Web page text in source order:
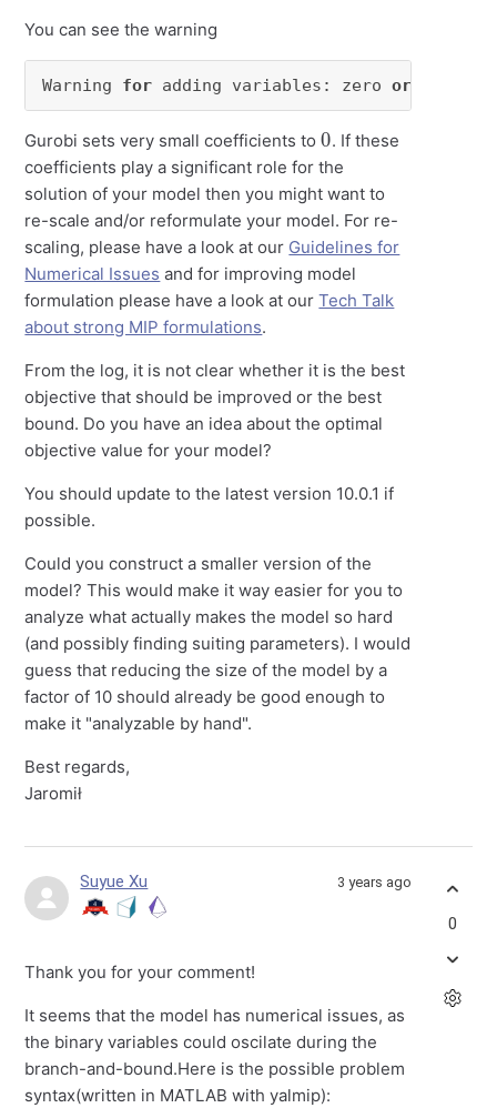
You can see the warning
Warning for adding variables: zero or
Gurobi sets very small coefficients to
0
. If these
coefficients play a significant role for the
solution of your model then you might want to
re-scale and/or reformulate your model. For re-
scaling, please have a look at our Guidelines for
Numerical Issues and for improving model
formulation please have a look at ourTech Talk
about strong MIP formulations.
From the log, it is not clear whether it is the best
objective that should be improved or the best
bound. Do you have an idea about the optimal
objective value for your model?
You should update to the latest version 10.0.1 if
possible.
Could you construct a smaller version of the
model? This would make it way easier for you to
analyze what actually makes the model so hard
(and possibly finding suiting parameters). I would
guess that reducing the size of the model by a
factor of 10 should already be good enough to
make it "analyzable by hand".
Best regards,
Jaromił
Suyue Xu 3 years ago
Thank you for your comment!
It seems that the model has numerical issues, as
the binary variables could oscilate during the
branch-and-bound.Here is the possible problem
syntax(written in MATLAB with yalmip):
0